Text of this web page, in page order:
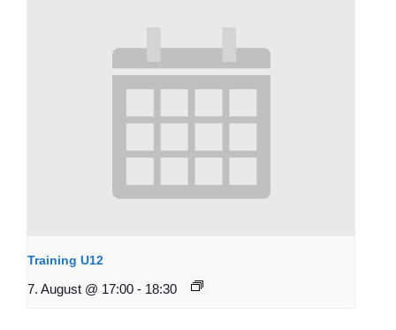
Training U12
7. August @ 17:00 - 18:30